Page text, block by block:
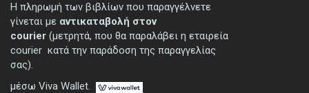
Η πληρωμή των βιβλίων που παραγγέλνετε
γίνεται με αντικαταβολή στον
courier (μετρητά, που θα παραλάβει η εταιρεία
courier κατά την παράδοση της παραγγελίας
σας).
μέσω Viva Wallet.